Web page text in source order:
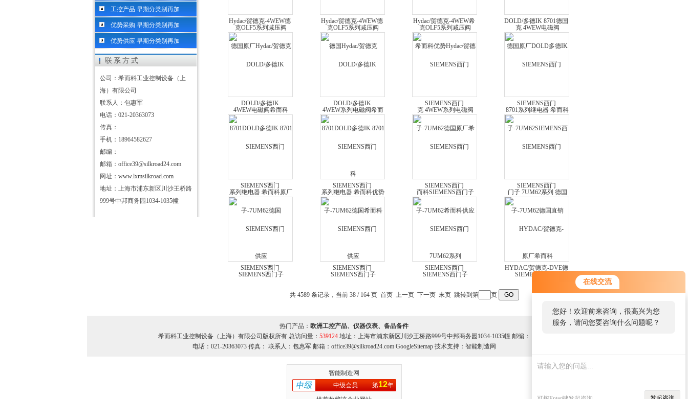
在线交流
您好！欢迎前来咨询，很高兴为您
服务，请问您要咨询什么问题呢？
工控产品 早期分类别再加
优势采购 早期分类别再加
优势供应 早期分类别再加
联系方式
公司：希而科工业控制设备（上
海）有限公司
联系人：包惠军
电话：021-20363073
传真：
手机：18964582627
邮编：
邮箱：office39@silkroad24.com
网址： www.lxmsilkroad.com
地址：上海市浦东新区川沙王桥路
999号中邦商务园1034-1035幢
Hydac/贺德克-4WEW德
国原厂Hydac/贺德克
4WEW电磁阀希而科
Hydac/贺德克-4WEW德
国Hydac/贺德克 4WEW
系列电磁阀希而科
Hydac/贺德克-4WEW希
而科优势Hydac/贺德克
4WEW系列电磁阀
DOLD/多德IK 8701德国
原厂DOLD多德IK 8701
系列继电器 希而科
DOLD/多德IK
8701DOLD多德IK 8701
系列继电器 希而科原厂
DOLD/多德IK
8701DOLD多德IK 8701
系列继电器 希而科优势
SIEMENS西门
子-7UM62德国原厂希
而科SIEMENS西门子
SIEMENS西门
子-7UM62SIEMENS西
门子 7UM62系列 德国
SIEMENS西门
子-7UM62德国
SIEMENS西门子
SIEMENS西门
子-7UM62德国希而科
SIEMENS西门子
SIEMENS西门
子-7UM62希而科供应
SIEMENS西门子
SIEMENS西门
子-7UM62德国直销
SIEMENS西门子
SIEMENS西门
SIEMENS西门
门子 7UM62系列继电器
SIEMENS西门
门子 7UM62系列继电器
HYDAC/贺德克-DVE德
系列 针阀 希而科代理
共 4589 条记录，当前 38 / 164 页 首页 上一页 下一页 末页 跳转到第 页
热门产品： 欧洲工控产品、仪器仪表、备品备件
希而科工业控制设备（上海）有限公司版权所有 总访问量： 539124地址：上海市浦东新区川沙王桥路999号中邦商务园1034-1035幢 邮编：
电话：021-20363073 传真： 联系人：包惠军 邮箱：office39@silkroad24.com GoogleSitemap技术支持：智能制造网
智能制造网
中级会员
第12年